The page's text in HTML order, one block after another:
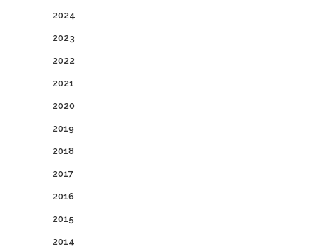
2024
2023
2022
2021
2020
2019
2018
2017
2016
2015
2014